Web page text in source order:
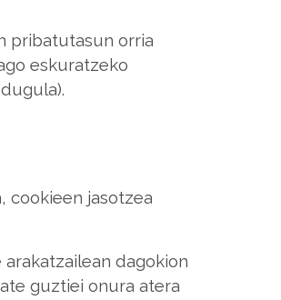
pribatutasun orria
eskuratzeko
cookieen jasotzea
dagokion
guztiei onura atera